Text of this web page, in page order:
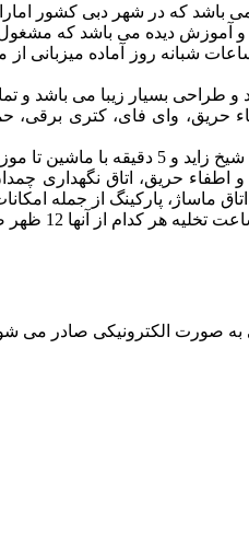
آموزش دیده می باشد که مشغول
ساعات شبانه روز آماده
حریق، وای فای، کتری برقی،
و اطفاء حریق، اتاق
اتاق ماساژ، پارکینگ از جمله
به صورت الکترونیکی صادر می